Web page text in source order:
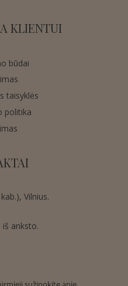
KLIENTUI
būdai
taisyklės
politika
Vilnius.
iš anksto.